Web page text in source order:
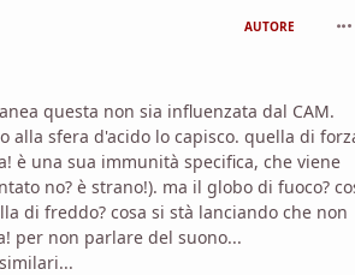
AUTORE
questa non sia influenzata dal CAM.
sfera d'acido lo capisco. quella di
è una sua immunità specifica, che viene
no? è strano!). ma il globo di fuoco?
di freddo? cosa si stà lanciando che non
per non parlare del suono...